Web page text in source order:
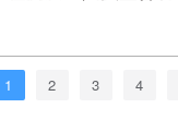
1 2 3 4